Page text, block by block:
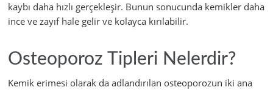
kaybı daha hızlı gerçekleşir. Bunun sonucunda kemikler daha
ince ve zayıf hale gelir ve kolayca kırılabilir.
Osteoporoz Tipleri Nelerdir?
Kemik erimesi olarak da adlandırılan osteoporozun iki ana